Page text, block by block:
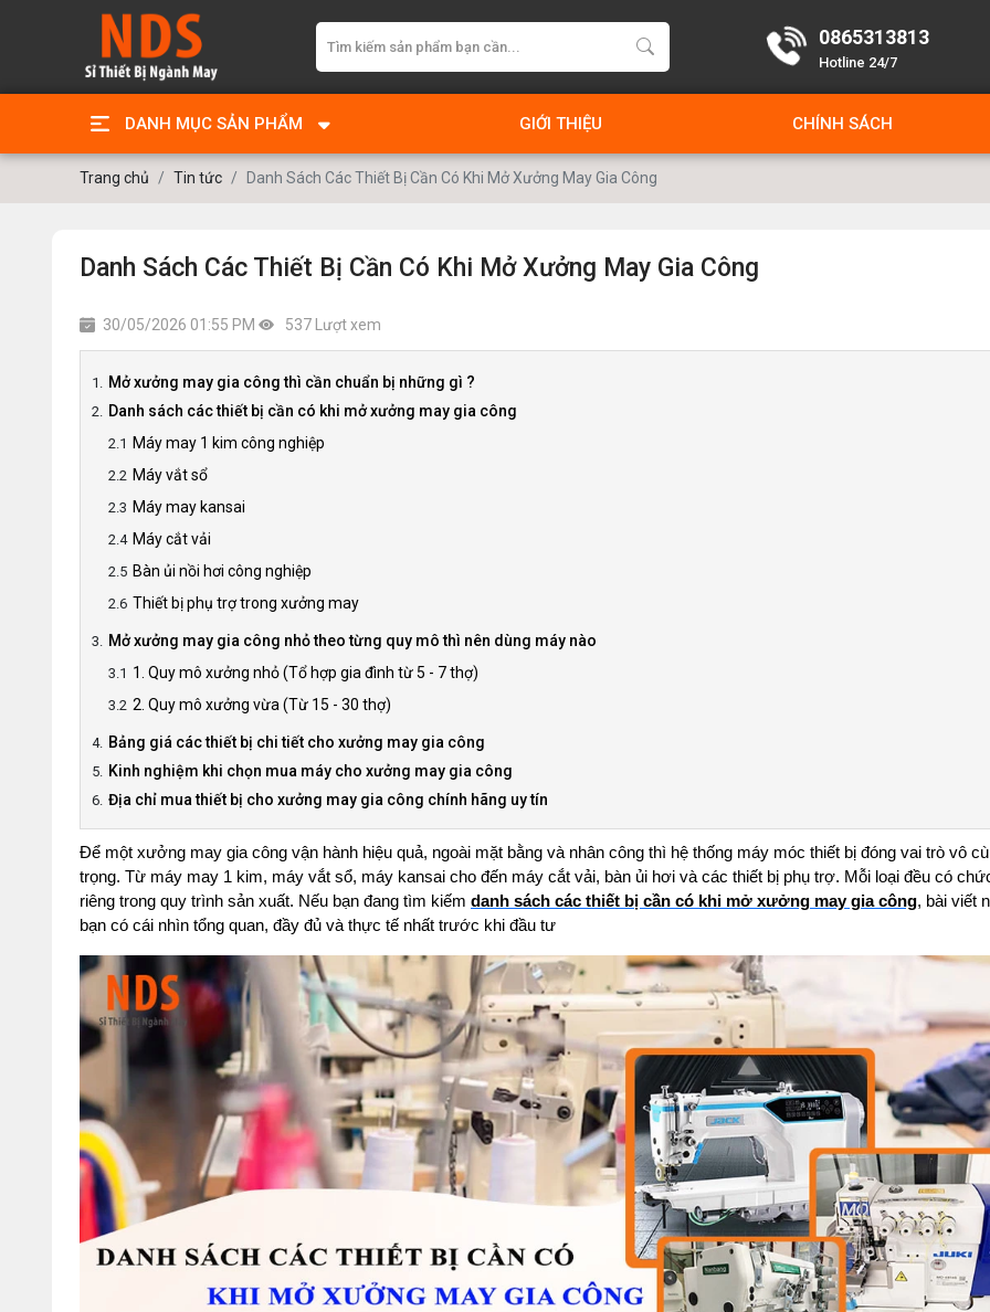
0865313813
Hotline 24/7
DANH MỤC SẢN PHẨM GIỚI THIỆU CHÍNH SÁCH
Trang chủ Tin tức Danh Sách Các Thiết Bị Cần Có Khi Mở Xưởng May Gia Công
Danh Sách Các Thiết Bị Cần Có Khi Mở Xưởng May Gia Công
30/05/2026 01:55 PM 537 Lượt xem
Mở xưởng may gia công thì cần chuẩn bị những gì ?
Danh sách các thiết bị cần có khi mở xưởng may gia công
Máy may 1 kim công nghiệp
Máy vắt sổ
Máy may kansai
Máy cắt vải
Bàn ủi nồi hơi công nghiệp
Thiết bị phụ trợ trong xưởng may
Mở xưởng may gia công nhỏ theo từng quy mô thì nên dùng máy nào
1. Quy mô xưởng nhỏ (Tổ hợp gia đình từ 5 - 7 thợ)
2. Quy mô xưởng vừa (Từ 15 - 30 thợ)
Bảng giá các thiết bị chi tiết cho xưởng may gia công
Kinh nghiệm khi chọn mua máy cho xưởng may gia công
Địa chỉ mua thiết bị cho xưởng may gia công chính hãng uy tín
Để một xưởng may gia công vận hành hiệu quả, ngoài mặt bằng và nhân công thì hệ thống máy móc thiết bị đóng vai trò vô
trọng. Từ máy may 1 kim, máy vắt sổ, máy kansai cho đến máy cắt vải, bàn ủi hơi và các thiết bị phụ trợ. Mỗi loại đều có
riêng trong quy trình sản xuất. Nếu bạn đang tìm kiếm danh sách các thiết bị cần có khi mở xưởng may gia công, bài viết
bạn có cái nhìn tổng quan, đầy đủ và thực tế nhất trước khi đầu tư